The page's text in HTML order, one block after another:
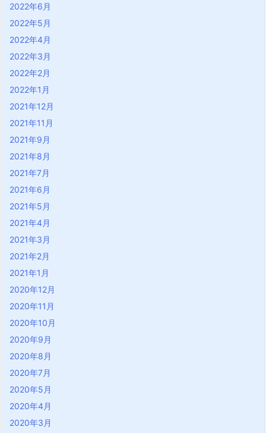
2022年6月
2022年5月
2022年4月
2022年3月
2022年2月
2022年1月
2021年12月
2021年11月
2021年9月
2021年8月
2021年7月
2021年6月
2021年5月
2021年4月
2021年3月
2021年2月
2021年1月
2020年12月
2020年11月
2020年10月
2020年9月
2020年8月
2020年7月
2020年5月
2020年4月
2020年3月